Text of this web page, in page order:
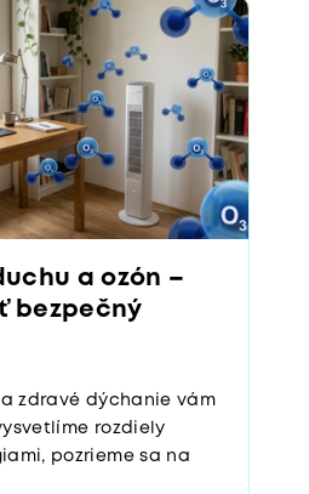
a ozón –
bezpečný
zdravé dýchanie vám
rozdiely
pozrieme sa na